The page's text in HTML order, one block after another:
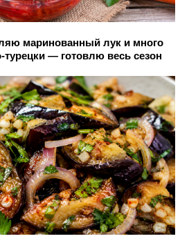
маринованный лук и много
турецки — готовлю весь сезон